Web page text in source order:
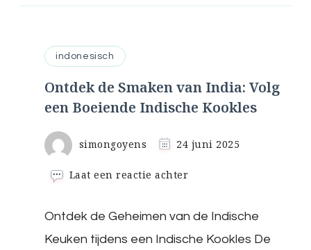
indonesisch
Ontdek de Smaken van India: Volg
een Boeiende Indische Kookles
simongoyens 24 juni 2025
Laat een reactie achter
Smaken
van
India:
Ontdek de Geheimen van de Indische
Keuken tijdens een Indische Kookles De